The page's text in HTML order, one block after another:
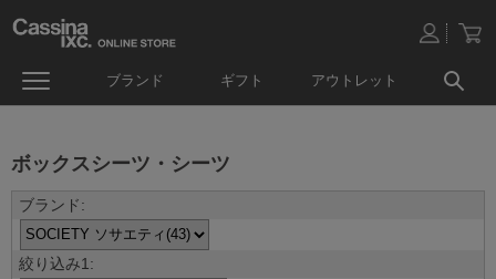
ブランド ギフト アウトレット
ボックスシーツ・シーツ